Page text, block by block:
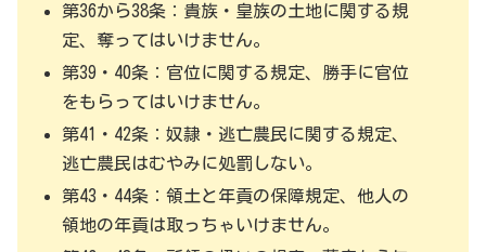
第36から38条：貴族・皇族の土地に関する規
定、奪ってはいけません。
第39・40条：官位に関する規定、勝手に官位
をもらってはいけません。
第41・42条：奴隷・逃亡農民に関する規定、
逃亡農民はむやみに処罰しない。
第43・44条：領土と年貢の保障規定、他人の
領地の年貢は取っちゃいけません。